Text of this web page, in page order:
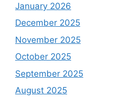
January 2026
December 2025
November 2025
October 2025
September 2025
August 2025